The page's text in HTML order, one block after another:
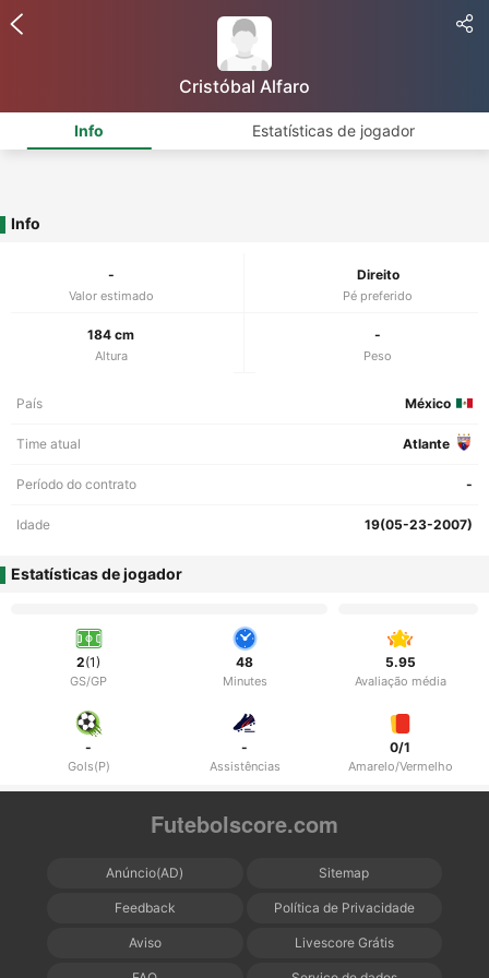
Cristóbal Alfaro
Info Estatísticas de jogador
Info
-
Valor estimado
Direito
Pé preferido
184 cm
Altura
-
Peso
País México
Time atual Atlante
Período do contrato -
Idade 19(05-23-2007)
Estatísticas de jogador
2(1)
GS/GP
48
Minutes
5.95
Avaliação média
-
Gols(P)
-
Assistências
0/1
Amarelo/Vermelho
Futebolscore.com
Anúncio(AD) Sitemap
Feedback Política de Privacidade
Aviso Livescore Grátis